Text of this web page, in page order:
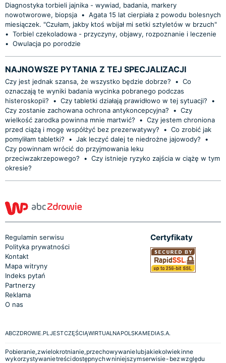
Diagnostyka torbieli jajnika - wywiad, badania, markery
nowotworowe, biopsja • Agata 15 lat cierpiała z powodu bolesnych
miesiączek. "Czułam, jakby ktoś wbijał mi setki sztyletów w brzuch"
• Torbiel czekoladowa - przyczyny, objawy, rozpoznanie i leczenie
• Owulacja po porodzie
NAJNOWSZE PYTANIA Z TEJ SPECJALIZACJI
Czy jest jednak szansa, że wszystko będzie dobrze? • Co
oznaczają te wyniki badania wycinka pobranego podczas
histeroskopii?
• Czy tabletki działają prawidłowo w tej sytuacji?
•
Czy zostanie zachowana ochrona antykoncepcyjna?
• Czy
wielkość zarodka powinna mnie martwić?
• Czy jestem chroniona
przed ciążą i mogę współżyć bez prezerwatywy?
• Co zrobić jak
pomyliłam tabletki?
• Jak leczyć dalej te niedrożne jajowody?
•
Czy powinnam wrócić do przyjmowania leku
przeciwzakrzepowego?
• Czy istnieje ryzyko zajścia w ciążę w tym
okresie?
Regulamin serwisu
Polityka prywatności
Kontakt
Mapa witryny
Indeks pytań
Partnerzy
Reklama
O nas
Certyfikaty
ABCZDROWIE.PL JEST CZĘŚCIĄ WIRTUALNA POLSKA MEDIA S.A.
Pobieranie, zwielokrotnianie, przechowywanie lub jakiekolwiek inne
wykorzystywanie treści dostępnych w niniejszym serwisie - bez względu